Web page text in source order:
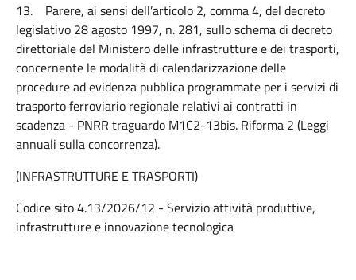
13. Parere, ai sensi dell’articolo 2, comma 4, del decreto
legislativo 28 agosto 1997, n. 281, sullo schema di decreto
direttoriale del Ministero delle infrastrutture e dei trasporti,
concernente le modalità di calendarizzazione delle
procedure ad evidenza pubblica programmate per i servizi di
trasporto ferroviario regionale relativi ai contratti in
scadenza - PNRR traguardo M1C2-13bis. Riforma 2 (Leggi
annuali sulla concorrenza).
(INFRASTRUTTURE E TRASPORTI)
Codice sito 4.13/2026/12 - Servizio attività produttive,
infrastrutture e innovazione tecnologica